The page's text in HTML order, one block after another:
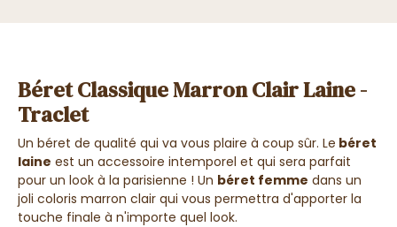
Béret Classique Marron Clair Laine -
Traclet
Un béret de qualité qui va vous plaire à coup sûr. Le béret
laine est un accessoire intemporel et qui sera parfait
pour un look à la parisienne ! Un béret femme dans un
joli coloris marron clair qui vous permettra d'apporter la
touche finale à n'importe quel look.